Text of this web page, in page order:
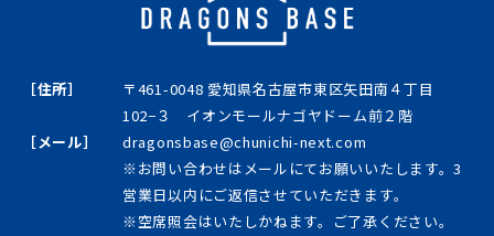
［住所］
〒461-0048 愛知県名古屋市東区矢田南４丁目
102−３ イオンモールナゴヤドーム前２階
［メール］
dragonsbase@chunichi-next.com
※お問い合わせはメールにてお願いいたします。3
営業日以内にご返信させていただきます。
※空席照会はいたしかねます。ご了承ください。